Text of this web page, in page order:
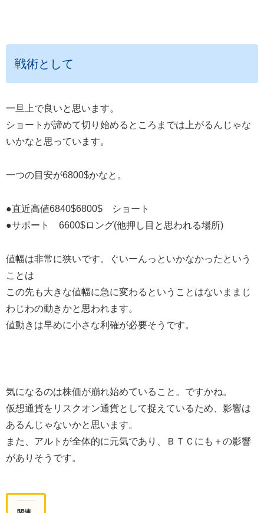
戦術として
一旦上で良いと思います。
ショートが諦めて切り始めるところまでは上がるんじゃな
いかなと思っています。
一つの目安が6800$かなと。
●直近高値6840$6800$ ショート
●サポート 6600$ロング(他押し目と思われる場所)
値幅は非常に狭いです。ぐいーんっといかなかったという
ことは
この先も大きな値幅に急に変わるということはないままじ
わじわの動きかと思われます。
値動きは早めに小さな利確が必要そうです。
気になるのは株価が崩れ始めていること。ですかね。
仮想通貨をリスクオン通貨として捉えているため、影響は
あるんじゃないかと思います。
また、アルトが全体的に元気であり、ＢＴＣにも＋の影響
がありそうです。